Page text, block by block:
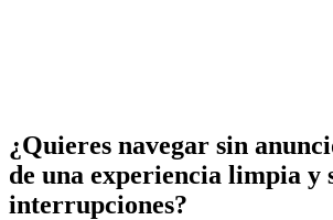
¿Quieres navegar sin
de una experiencia limpia y
interrupciones?